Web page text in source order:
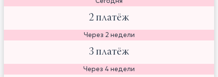
2 платёж
Через 2 недели
3 платёж
Через 4 недели